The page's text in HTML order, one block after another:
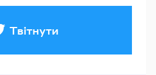
Твітнути